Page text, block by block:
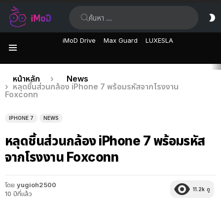
iMoD Drive Max Guard LUXESLA
เรื่อง
ล่าสุด
คุณอยู่ที่นี่:
หน้าหลัก
News
หลุดชิ้นส่วนกล้อง iPhone 7 พร้อมรหัสจากโรงงาน
Foxconn
IPHONE 7 NEWS
หลุดชิ้นส่วนกล้อง iPhone 7 พร้อมรหัส
จากโรงงาน Foxconn
โดย yugioh2500
10 ปีที่แล้ว
11.2k ดู